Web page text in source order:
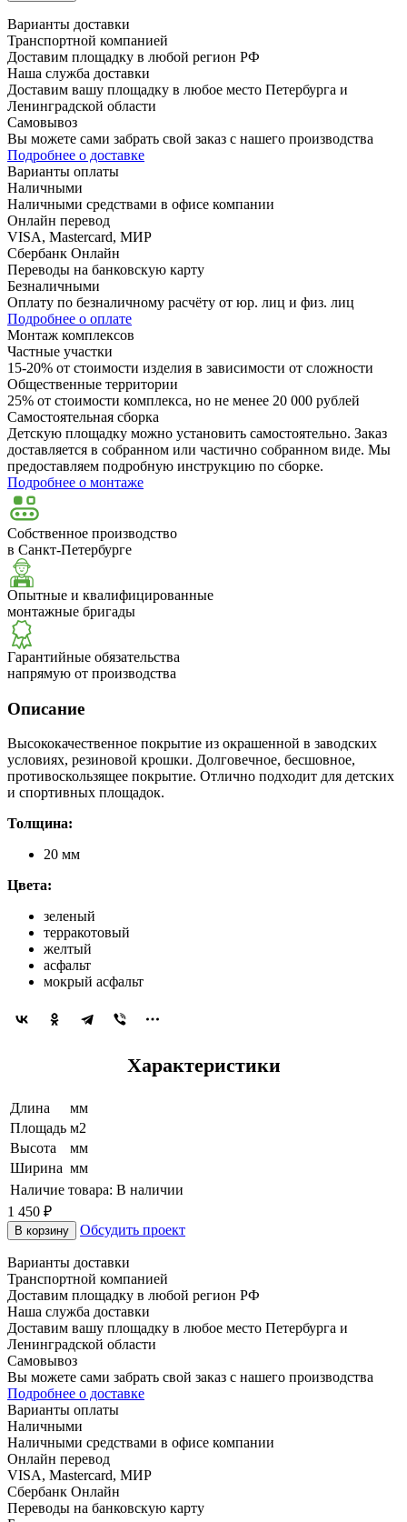
Варианты доставки
Транспортной компанией
Доставим площадку в любой регион РФ
Наша служба доставки
Доставим вашу площадку в любое место Петербурга и
Ленинградской области
Самовывоз
Вы можете сами забрать свой заказ с нашего производства
Подробнее о доставке
Варианты оплаты
Наличными
Наличными средствами в офисе компании
Онлайн перевод
VISA, Mastercard, МИР
Сбербанк Онлайн
Переводы на банковскую карту
Безналичными
Оплату по безналичному расчёту от юр. лиц и физ. лиц
Подробнее о оплате
Монтаж комплексов
Частные участки
15-20% от стоимости изделия в зависимости от сложности
Общественные территории
25% от стоимости комплекса, но не менее 20 000 рублей
Самостоятельная сборка
Детскую площадку можно установить самостоятельно. Заказ
доставляется в собранном или частично собранном виде. Мы
предоставляем подробную инструкцию по сборке.
Подробнее о монтаже
Собственное производство
в Санкт-Петербурге
Опытные и квалифицированные
монтажные бригады
Гарантийные обязательства
напрямую от производства
Описание
Высококачественное покрытие из окрашенной в заводских
условиях, резиновой крошки. Долговечное, бесшовное,
противоскользящее покрытие. Отлично подходит для детских
и спортивных площадок.
Толщина:
20 мм
Цвета:
зеленый
терракотовый
желтый
асфальт
мокрый асфальт
Характеристики
Длина
мм
Площадь м2
Высота
мм
Ширина мм
Наличие товара: В наличии
1 450 ₽
В корзину Обсудить проект
Варианты доставки
Транспортной компанией
Доставим площадку в любой регион РФ
Наша служба доставки
Доставим вашу площадку в любое место Петербурга и
Ленинградской области
Самовывоз
Вы можете сами забрать свой заказ с нашего производства
Подробнее о доставке
Варианты оплаты
Наличными
Наличными средствами в офисе компании
Онлайн перевод
VISA, Mastercard, МИР
Сбербанк Онлайн
Переводы на банковскую карту